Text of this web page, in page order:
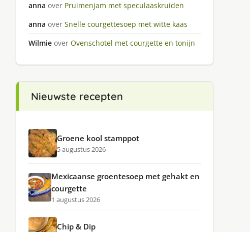
anna over Pruimenjam met speculaaskruiden
anna over Snelle courgettesoep met witte kaas
Wilmie over Ovenschotel met courgette en tonijn
Nieuwste recepten
Groene kool stamppot
5 augustus 2026
Mexicaanse groentesoep met gehakt en
courgette
1 augustus 2026
Chip & Dip